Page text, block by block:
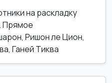
на раскладку
Прямое
Ришон ле Цион,
Ганей Тиква